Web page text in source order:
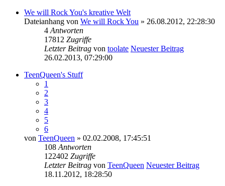
We will Rock You's kreative Welt
Dateianhang von We will Rock You » 26.08.2012, 22:28:30
4 Antworten
17812 Zugriffe
Letzter Beitrag von toolate Neuester Beitrag
26.02.2013, 07:29:00
TeenQueen's Stuff
1
2
3
4
5
6
von TeenQueen » 02.02.2008, 17:45:51
108 Antworten
122402 Zugriffe
Letzter Beitrag von TeenQueen Neuester Beitrag
18.11.2012, 18:28:50